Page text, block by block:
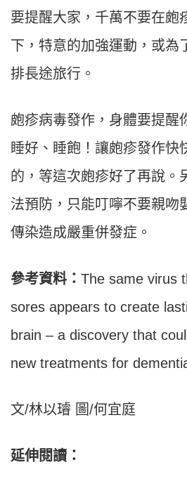
要提醒大家，千萬不要在皰
下，特意的加強運動，或為
排長途旅行。
皰疹病毒發作，身體要提醒
睡好、睡飽！讓皰疹發作快
的，等這次皰疹好了再說。
法預防，只能叮嚀不要親吻
傳染造成嚴重併發症。
參考資料： The same virus
sores appears to create
brain – a discovery that
new treatments for
文/林以璿 圖/何宜庭
延伸閱讀：